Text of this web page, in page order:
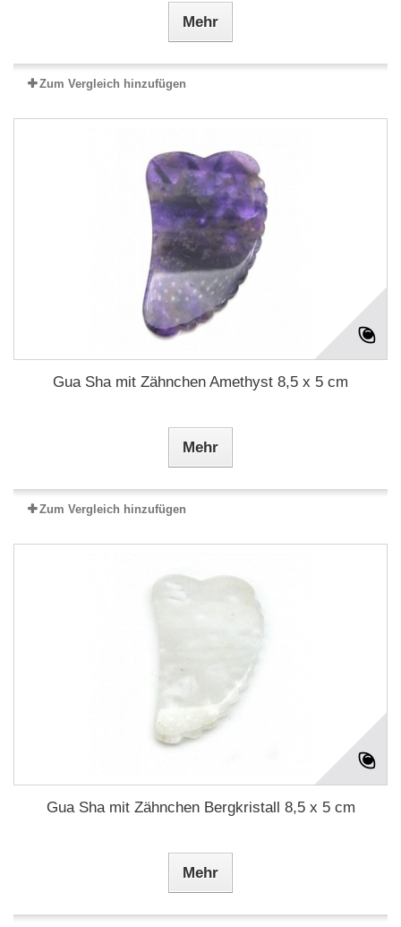
Mehr
Zum Vergleich hinzufügen
Gua Sha mit Zähnchen Amethyst 8,5 x 5 cm
Mehr
Zum Vergleich hinzufügen
Gua Sha mit Zähnchen Bergkristall 8,5 x 5 cm
Mehr